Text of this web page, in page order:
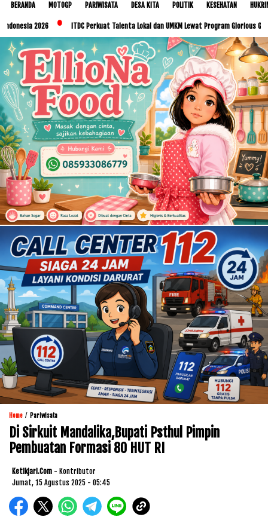
BERANDA MOTOGP PARIWISATA DESA KITA POLITIK KESEHATAN
2026 ITDC Perkuat Talenta Lokal dan UMKM Lewat Program Glorious Golo Mori
Home / Pariwisata
Di Sirkuit Mandalika,Bupati Psthul Pimpin
Pembuatan Formasi 80 HUT RI
Ketikjari.com - Kontributor
Jumat, 15 Agustus 2025 - 05:45